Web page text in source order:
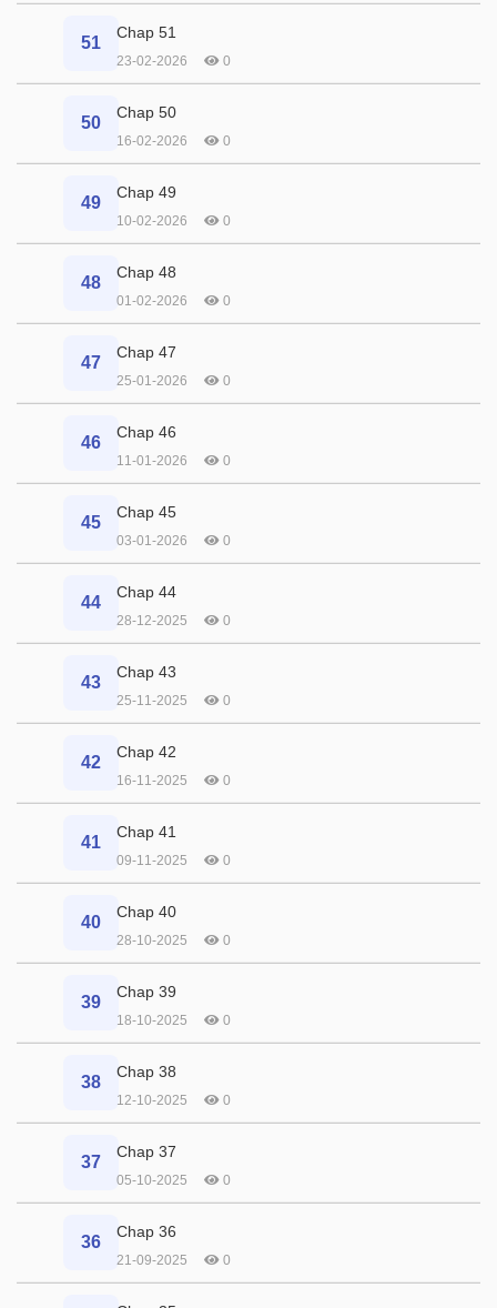
51
Chap 51
23-02-2026 0
50
Chap 50
16-02-2026 0
49
Chap 49
10-02-2026 0
48
Chap 48
01-02-2026 0
47
Chap 47
25-01-2026 0
46
Chap 46
11-01-2026 0
45
Chap 45
03-01-2026 0
44
Chap 44
28-12-2025 0
43
Chap 43
25-11-2025 0
42
Chap 42
16-11-2025 0
41
Chap 41
09-11-2025 0
40
Chap 40
28-10-2025 0
39
Chap 39
18-10-2025 0
38
Chap 38
12-10-2025 0
37
Chap 37
05-10-2025 0
36
Chap 36
21-09-2025 0